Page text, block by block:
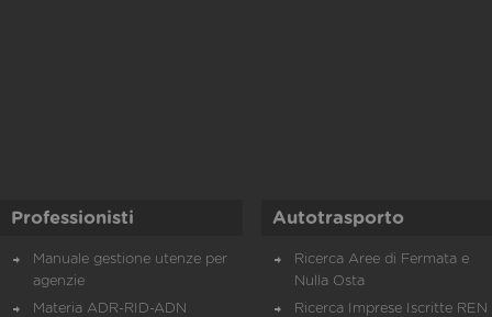
Professionisti
Manuale gestione utenze per
agenzie
Materia ADR-RID-ADN
Autotrasporto
Ricerca Aree di Fermata e
Nulla Osta
Ricerca Imprese Iscritte REN